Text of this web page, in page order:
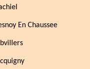
En Chaussee